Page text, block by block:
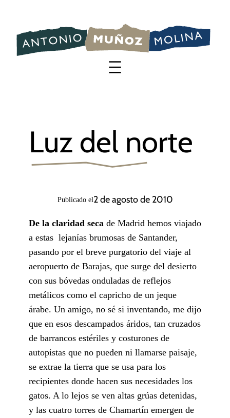
contenido
Luz del norte
Publicado el2 de agosto de 2010
De la claridad seca de Madrid hemos viajado
a estas lejanías brumosas de Santander,
pasando por el breve purgatorio del viaje al
aeropuerto de Barajas, que surge del desierto
con sus bóvedas onduladas de reflejos
metálicos como el capricho de un jeque
árabe. Un amigo, no sé si inventando, me dijo
que en esos descampados áridos, tan cruzados
de barrancos estériles y costurones de
autopistas que no pueden ni llamarse paisaje,
se extrae la tierra que se usa para los
recipientes donde hacen sus necesidades los
gatos. A lo lejos se ven altas grúas detenidas,
y las cuatro torres de Chamartín emergen de